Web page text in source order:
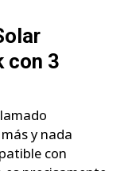
con 3
y nada
con